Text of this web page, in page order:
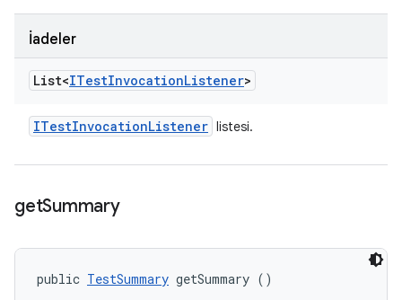
İadeler
List<ITestInvocationListener>
ITestInvocationListener listesi.
getSummary
public TestSummary getSummary ()